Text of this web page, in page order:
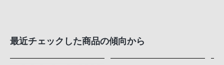
最近チェックした商品の傾向から